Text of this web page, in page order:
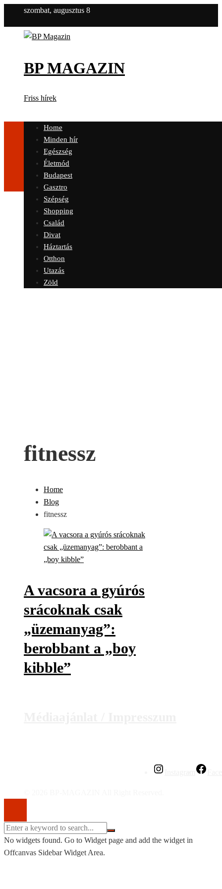
szombat, augusztus 8
BP MAGAZIN
Friss hírek
Home
Minden hír
Egészség
Életmód
Budapest
Gasztro
Szépség
Shopping
Család
Divat
Háztartás
Otthon
Utazás
Zöld
fitnessz
Home
Blog
fitnessz
A vacsora a gyúrós
srácoknak csak
„üzemanyag”:
berobbant a „boy
kibble”
No widgets found. Go to Widget page and add the widget in
Offcanvas Sidebar Widget Area.